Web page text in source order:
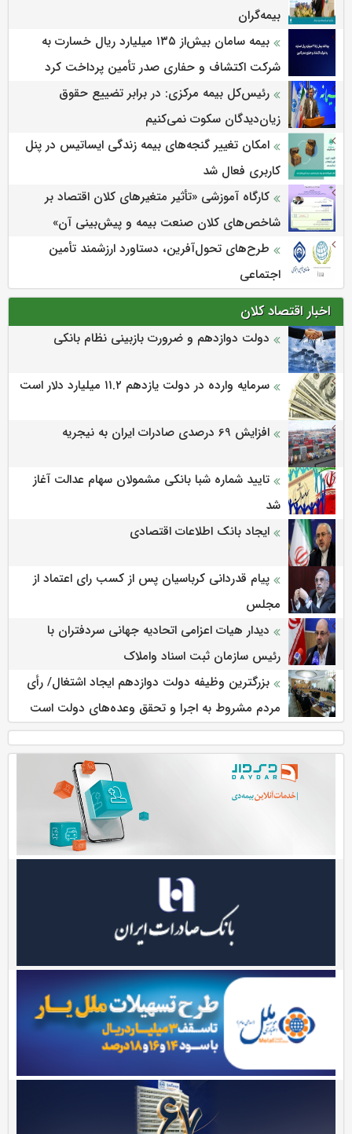
بیمه‌گران
بیمه سامان بیش‌از ۱۳۵ میلیارد ریال خسارت به
شرکت اکتشاف و حفاری صدر تأمین پرداخت کرد
رئیس‌کل بیمه مرکزی: در برابر تضییع حقوق
زیان‌دیدگان سکوت نمی‌کنیم
امکان تغییر گنجه‌های بیمه زندگی ایساتیس در پنل
کاربری فعال شد
كارگاه آموزشی «تأثیر متغیرهای كلان اقتصاد بر
شاخص‌های كلان صنعت بیمه و پیش‌بینی آن»
طرح‌های تحول‌آفرین، دستاورد ارزشمند تأمین
اجتماعی
اخبار اقتصاد کلان
دولت دوازدهم و ضرورت بازبینی نظام بانکی
سرمایه وارده در دولت یازدهم ۱۱.۲ میلیارد دلار است
افزایش 69 درصدی صادرات ایران به نیجریه
تایید شماره شبا بانکی مشمولان سهام عدالت آغاز
شد
ایجاد بانک اطلاعات اقتصادی
پیام قدردانی کرباسیان پس از کسب رای اعتماد از
مجلس
دیدار هیات اعزامی اتحادیه جهانی سردفتران با
رئیس سازمان ثبت اسناد واملاک
بزرگترین وظیفه دولت دوازدهم ایجاد اشتغال/ رأی
مردم مشروط به اجرا و تحقق وعده‌های دولت است